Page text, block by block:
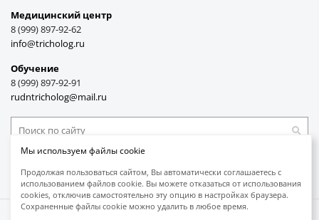
Медицинский центр
8 (999) 897-92-62
info@tricholog.ru
Обучение
8 (999) 897-92-91
rudntricholog@mail.ru
Защита авторских прав
Мы используем файлы cookie
Продолжая пользоваться сайтом, Вы автоматически соглашаетесь с
использованием файлов cookie. Вы можете отказаться от использования
cookies, отключив самостоятельно эту опцию в настройках браузера.
Сохраненные файлы cookie можно удалить в любое время.